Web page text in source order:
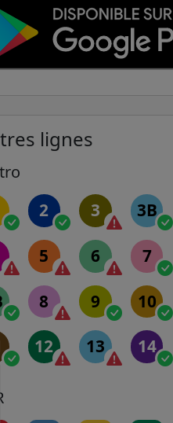
lignes
2 3 3B
5 6 7
8 9 10
12 13 14